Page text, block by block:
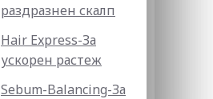
раздразнен скалп
Hair Express-За
ускорен растеж
Sebum-Balancing-За